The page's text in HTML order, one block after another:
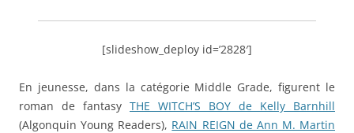
[slideshow_deploy id=’2828′]
En jeunesse, dans la catégorie Middle Grade, figurent le
roman de fantasy THE WITCH’S BOY de Kelly Barnhill
(Algonquin Young Readers), RAIN REIGN de Ann M. Martin